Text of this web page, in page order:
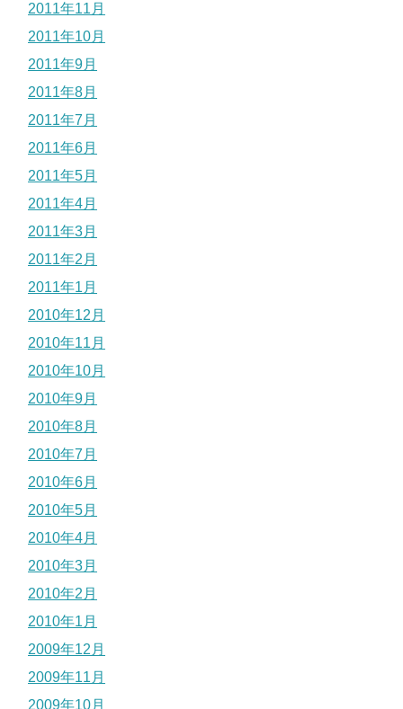
2011年11月
2011年10月
2011年9月
2011年8月
2011年7月
2011年6月
2011年5月
2011年4月
2011年3月
2011年2月
2011年1月
2010年12月
2010年11月
2010年10月
2010年9月
2010年8月
2010年7月
2010年6月
2010年5月
2010年4月
2010年3月
2010年2月
2010年1月
2009年12月
2009年11月
2009年10月